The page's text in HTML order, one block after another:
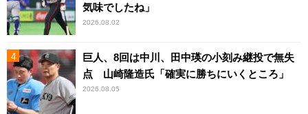
気味でしたね」
2026.08.02
巨人、8回は中川、田中瑛の小刻み継投で無失
点 山崎隆造氏「確実に勝ちにいくところ」
2026.08.05